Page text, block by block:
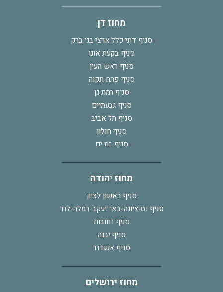
מחוז דן
סניף דתי כלל ארצי בני ברק
סניף בקעת אונו
סניף ראש העין
סניף פתח תקוה
סניף רמת גן
סניף גבעתיים
סניף תל אביב
סניף חולון
סניף בת ים
מחוז יהודה
סניף ראשון לציון
סניף נס ציונה-באר יעקב-רמלה-לוד
סניף רחובות
סניף יבנה
סניף אשדוד
מחוז ירושלים